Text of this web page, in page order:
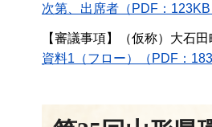
次第、出席者（PDF：123KB
【審議事項】（仮称）大石
資料1（フロー）（PDF：